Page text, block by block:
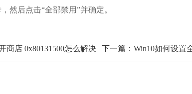
后点击“全部禁用”并确定。
商店 0x80131500怎么解决 下一篇：Win10如何设置